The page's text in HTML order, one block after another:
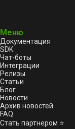
Меню
Документация
SDK
Чат-боты
Интеграции
Релизы
Статьи
Блог
Новости
Архив новостей
FAQ
Стать партнером ⭐